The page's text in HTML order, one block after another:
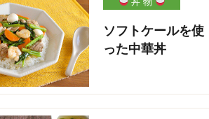
ソフトケールを使
った中華丼